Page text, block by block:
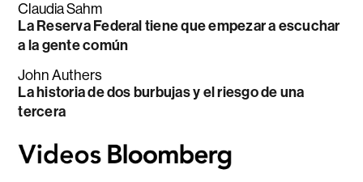
Claudia Sahm
La Reserva Federal tiene que empezar a escuchar
a la gente común
John Authers
La historia de dos burbujas y el riesgo de una
tercera